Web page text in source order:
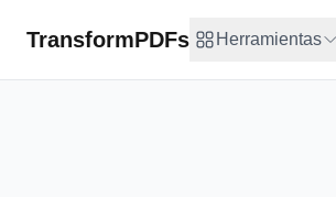
TransformPDFs Herramientas